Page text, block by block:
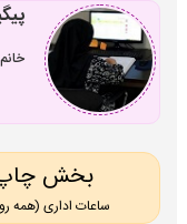
بخش چاپ
ساعات اداری (همه روزه 8 صبح تا 6 عصر، پنج شنبه ها